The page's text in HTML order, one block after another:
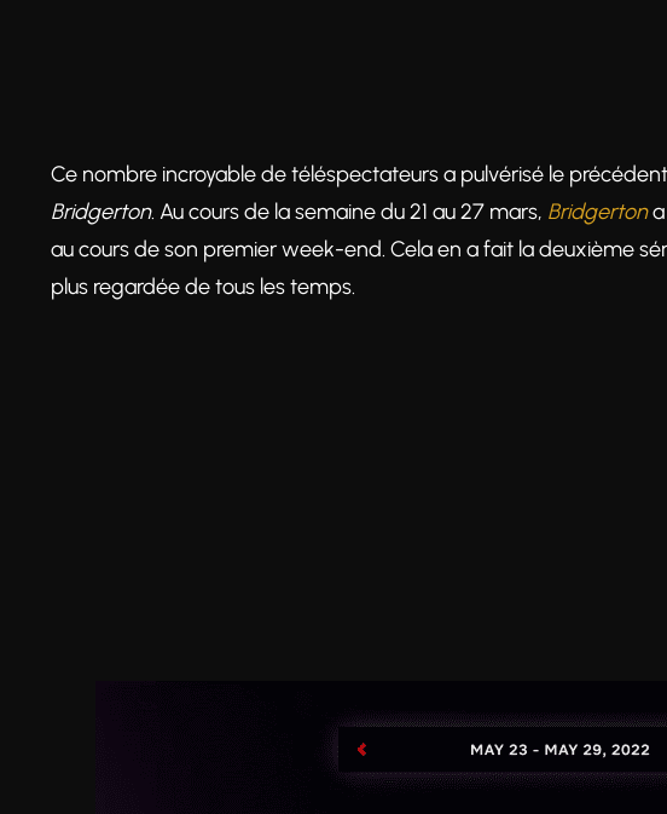
Ce nombre incroyable de téléspectateurs a pulvérisé le
Bridgerton. Au cours de la semaine du 21 au 27 mars, Bridgerton
au cours de son premier week-end. Cela en a fait la deuxième
plus regardée de tous les temps.